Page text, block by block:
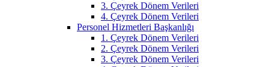
3. Çeyrek Dönem Verileri
4. Çeyrek Dönem Verileri
Personel Hizmetleri Başkanlığı
1. Çeyrek Dönem Verileri
2. Çeyrek Dönem Verileri
3. Çeyrek Dönem Verileri